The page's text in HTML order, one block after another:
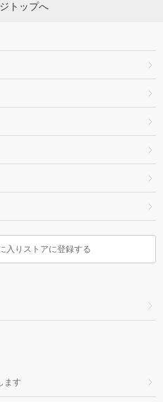
トップへ
入りストアに登録する
ます